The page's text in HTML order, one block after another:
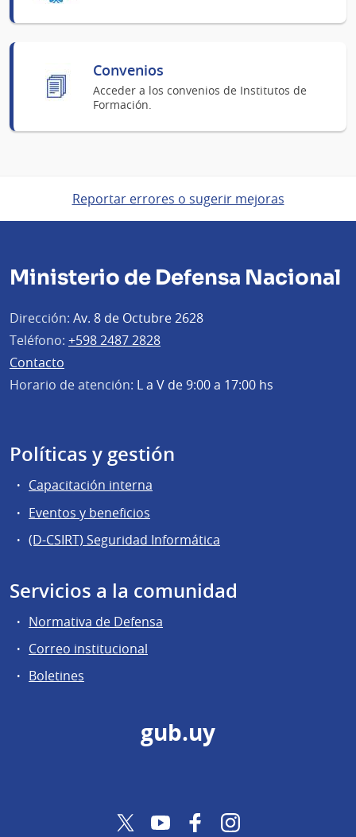
Convenios
Acceder a los convenios de Institutos de
Formación.
Reportar errores o sugerir mejoras
Ministerio de Defensa Nacional
Dirección: Av. 8 de Octubre 2628
Teléfono: +598 2487 2828
Contacto
Horario de atención: L a V de 9:00 a 17:00 hs
Políticas y gestión
Capacitación interna
Eventos y beneficios
(D-CSIRT) Seguridad Informática
Servicios a la comunidad
Normativa de Defensa
Correo institucional
Boletines
gub.uy
TwitterYouTubeFacebookInstagram